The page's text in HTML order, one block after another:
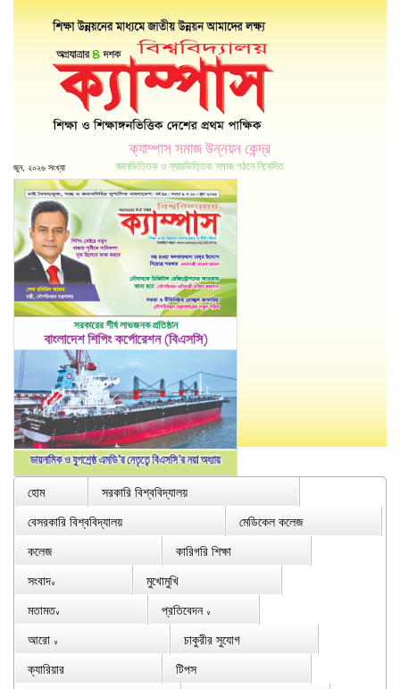
ক্যাম্পাস সমাজ উন্নয়ন কেন্দ্র
জ্ঞানভিত্তিক ও ন্যায়ভিত্তিক সমাজ গঠনে নিবেদিত
জুন, ২০২৬ সংখ্যা
হোম
সরকারি বিশ্ববিদ্যালয়
বেসরকারি বিশ্ববিদ্যালয়
মেডিকেল কলেজ
কলেজ
কারিগরি শিক্ষা
সংবাদ∨
মুখোমুখি
মতামত∨ প্রতিবেদন ∨
আরো ∨
চাকুরীর সুযোগ
ক্যারিয়ার
টিপস